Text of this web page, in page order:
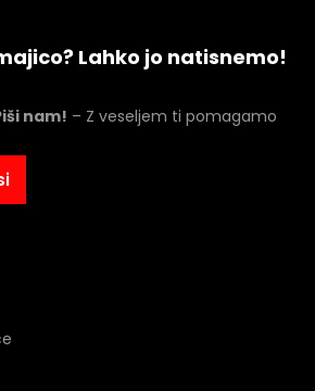
Lahko jo natisnemo!
nam! – Z veseljem ti pomagamo